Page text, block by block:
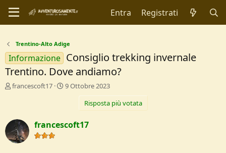
Entra Registrati
Trentino-Alto Adige
Informazione Consiglio trekking invernale
Trentino. Dove andiamo?
C
t
o
r
francescoft17
D
d
i
9 Ottobre 2023
Risposta più votata
francescoft17